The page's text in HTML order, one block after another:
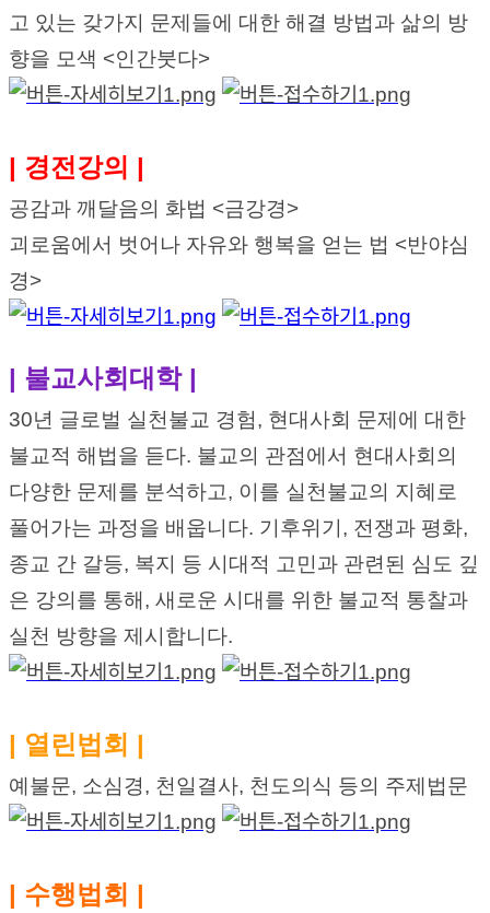
고 있는 갖가지 문제들에 대한 해결 방법과 삶의 방
향을 모색 <인간붓다>
| 경전강의 |
공감과 깨달음의 화법 <금강경>
괴로움에서 벗어나 자유와 행복을 얻는 법 <반야심
경>
| 불교사회대학 |
30년 글로벌 실천불교 경험, 현대사회 문제에 대한
불교적 해법을 듣다. 불교의 관점에서 현대사회의
다양한 문제를 분석하고, 이를 실천불교의 지혜로
풀어가는 과정을 배웁니다. 기후위기, 전쟁과 평화,
종교 간 갈등, 복지 등 시대적 고민과 관련된 심도 깊
은 강의를 통해, 새 로운 시대를 위한 불교적 통찰과
실천 방향을 제시합니다.
| 열린법회 |
예불문, 소심경, 천일결사, 천도의식 등의 주제법문
| 수행법회 |